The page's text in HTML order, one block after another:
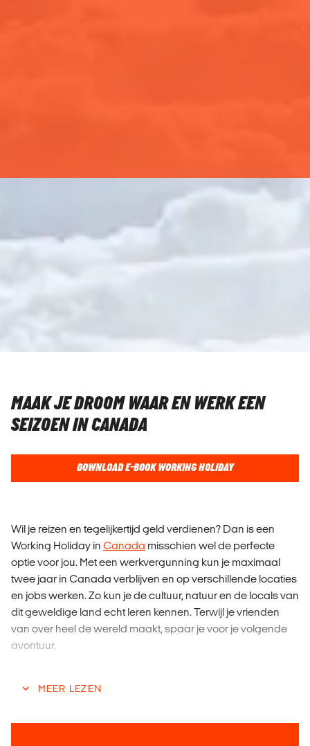
MAAK JE DROOM WAAR EN WERK EEN
SEIZOEN IN CANADA
DOWNLOAD E-BOOK WORKING HOLIDAY
Wil je reizen en tegelijkertijd geld verdienen? Dan is een
Working Holiday in Canada misschien wel de perfecte
optie voor jou. Met een werkvergunning kun je maximaal
twee jaar in Canada verblijven en op verschillende locaties
en jobs werken. Zo kun je de cultuur, natuur en de locals van
dit geweldige land echt leren kennen. Terwijl je vrienden
van over heel de wereld maakt, spaar je voor je volgende
avontuur.
wintersportgebieden ter wereld en de winterseizoenen zijn
nachtleven en prachtige uitzichten kan jouw dagelijkse
MEER LEZEN